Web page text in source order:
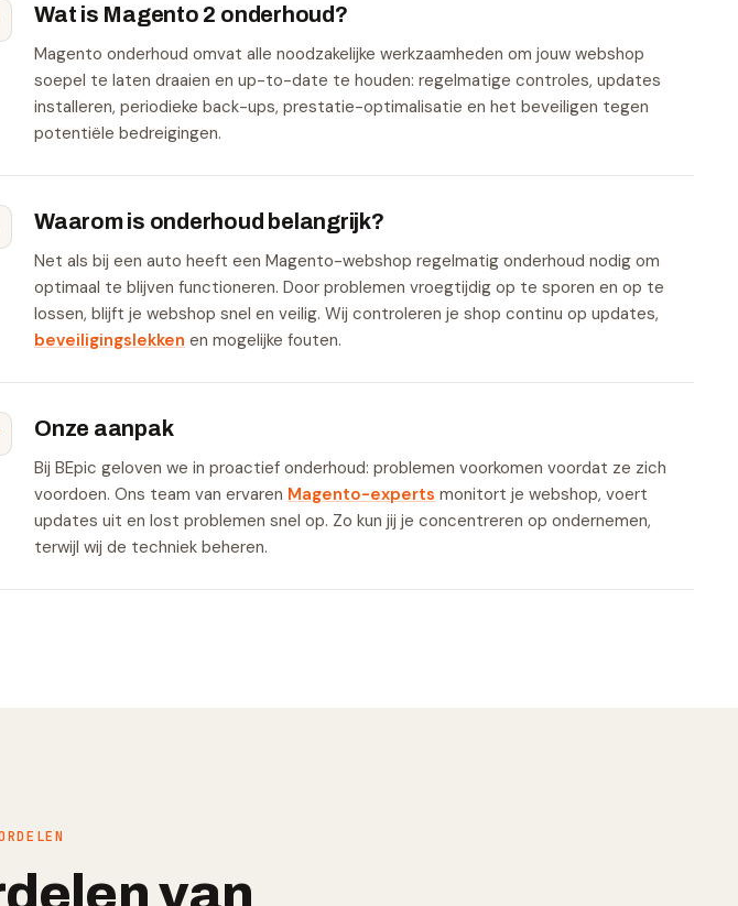
Wat is Magento 2 onderhoud?
Magento onderhoud omvat alle noodzakelijke werkzaamheden om jouw webshop
soepel te laten draaien en up-to-date te houden: regelmatige controles, updates
installeren, periodieke back-ups, prestatie-optimalisatie en het beveiligen tegen
potentiële bedreigingen.
Waarom is onderhoud belangrijk?
Net als bij een auto heeft een Magento-webshop regelmatig onderhoud nodig om
optimaal te blijven functioneren. Door problemen vroegtijdig op te sporen en op te
lossen, blijft je webshop snel en veilig. Wij controleren je shop continu op updates,
beveiligingslekken en mogelijke fouten.
Onze aanpak
Bij BEpic geloven we in proactief onderhoud: problemen voorkomen voordat ze zich
voordoen. Ons team van ervaren Magento-experts monitort je webshop, voert
updates uit en lost problemen snel op. Zo kun jij je concentreren op ondernemen,
terwijl wij de techniek beheren.
van